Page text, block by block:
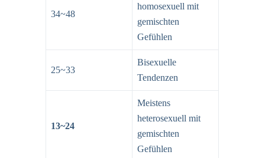
34~48
homosexuell mit
gemischten
Gefühlen
25~33
Bisexuelle
Tendenzen
13~24
Meistens
heterosexuell mit
gemischten
Gefühlen